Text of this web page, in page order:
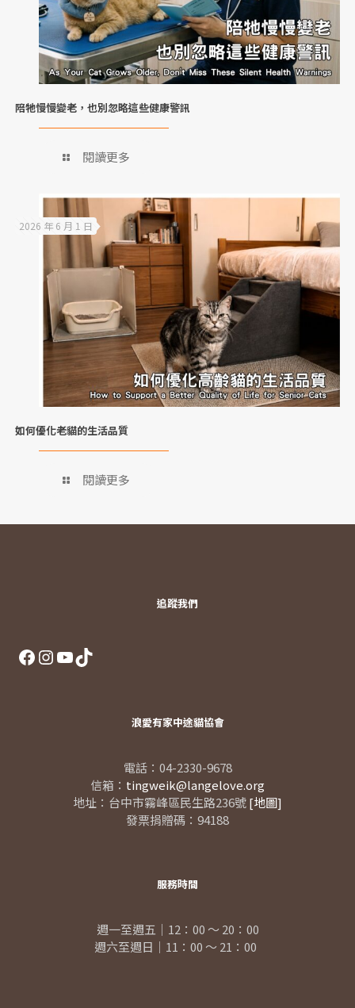
陪牠慢慢變老，也別忽略這些健康警訊
閱讀更多
2026 年 6 月 1 日
如何優化老貓的生活品質
閱讀更多
追蹤我們
Facebook
Instagram
YouTube
TikTok
浪愛有家中途貓協會
電話：04-2330-9678
信箱： tingweik@langelove.org
地址：台中市霧峰區民生路236號[地圖]
發票捐贈碼：94188
服務時間
週一至週五｜12：00 ～ 20：00
週六至週日｜11：00 ～ 21：00